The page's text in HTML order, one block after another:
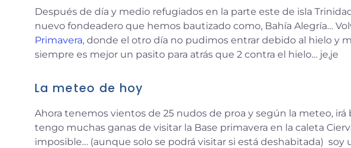
Después de día y medio refugiados en la parte este de isla
nuevo fondeadero que hemos bautizado como, Bahía Alegría…
Primavera, donde el otro día no pudimos entrar debido al hielo y
siempre es mejor un pasito para atrás que 2 contra el hielo… je,je
La meteo de hoy
Ahora tenemos vientos de 25 nudos de proa y según la meteo, irá
tengo muchas ganas de visitar la Base primavera en la caleta
imposible… (aunque solo se podrá visitar si está deshabitada) soy